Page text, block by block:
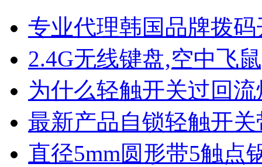
专业代理韩国品牌拨
2.4G无线键盘,空中飞
为什么轻触开关过回流
最新产品自锁轻触开
直径5mm圆形带5触点